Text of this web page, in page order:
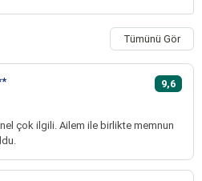
Tümünü Gör
9,6
çok ilgili. Ailem ile birlikte memnun